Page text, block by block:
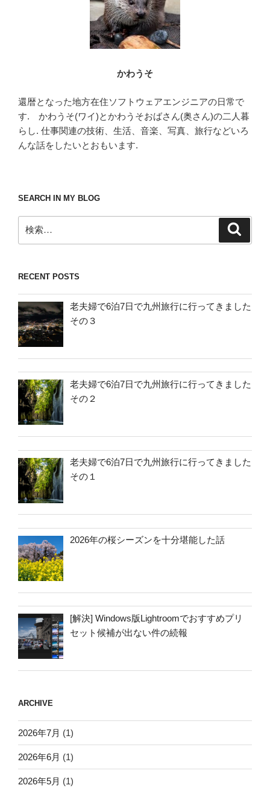
かわうそ
還暦となった地方在住ソフトウェアエンジニアの日常で
す. かわうそ(ワイ)とかわうそおばさん(奥さん)の二人暮
らし. 仕事関連の技術、生活、音楽、写真、旅行などいろ
んな話をしたいとおもいます.
SEARCH IN MY BLOG
索:
RECENT POSTS
老夫婦で6泊7日で九州旅行に行ってきました
その３
老夫婦で6泊7日で九州旅行に行ってきました
その２
老夫婦で6泊7日で九州旅行に行ってきました
その１
2026年の桜シーズンを十分堪能した話
[解決] Windows版Lightroomでおすすめプリ
セット候補が出ない件の続報
ARCHIVE
2026年7月 (1)
2026年6月 (1)
2026年5月 (1)